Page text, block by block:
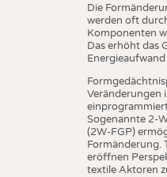
Die
werden oft
Komponenten
Das erhöht das
Veränderungen
Sogenannte 2-
(2W-FGP)
Formänderung.
eröffnen
textile Aktoren